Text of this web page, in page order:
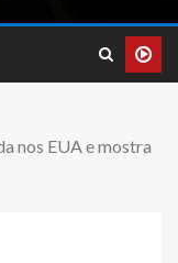
nos EUA e mostra